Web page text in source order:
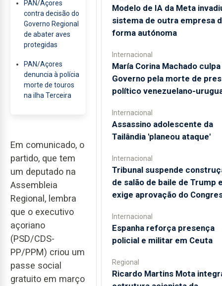
PAN/Açores
contra decisão do
Governo Regional
de abater aves
protegidas
PAN/Açores
denuncia à polícia
morte de touros
na ilha Terceira
Em comunicado, o
partido, que tem
um deputado na
Assembleia
Regional, lembra
que o executivo
açoriano
(PSD/CDS-
PP/PPM) criou um
passe social
gratuito em março
Modelo de IA da Meta
sistema de outra empresa
forma autónoma
Internacional
María Corina Machado culpa
Governo pela morte de
político venezuelano-
Internacional
Assassino adolescente da
Tailândia 'planeou ataque'
Internacional
Tribunal suspende
de salão de baile de Trump
exige aprovação do
Internacional
Espanha reforça presença
policial e militar em Ceuta
Regional
Ricardo Martins Mota